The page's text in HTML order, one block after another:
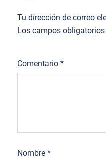
Tu dirección de correo
Los campos
Comentario *
Nombre *